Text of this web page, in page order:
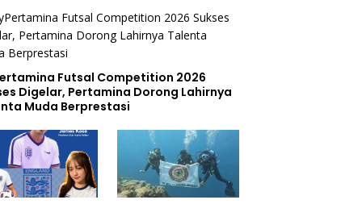
Futsal Competition 2026
Digelar, Pertamina Dorong Lahirnya
Muda Berprestasi